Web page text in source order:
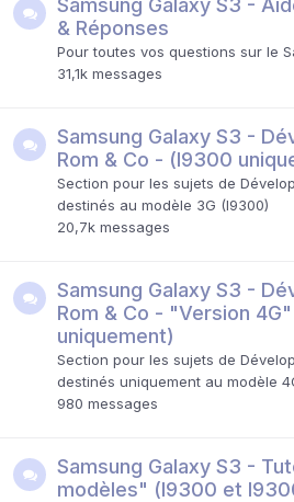
& Réponses
Pour toutes vos questions sur le
31,1k messages
Samsung Galaxy S3 -
Rom & Co - (I9300
Section pour les sujets de
destinés au modèle 3G (I9300)
20,7k messages
Samsung Galaxy S3 -
Rom & Co - "Version
uniquement)
Section pour les sujets de
destinés uniquement au modèle
980 messages
Samsung Galaxy S3 -
modèles" (I9300 et